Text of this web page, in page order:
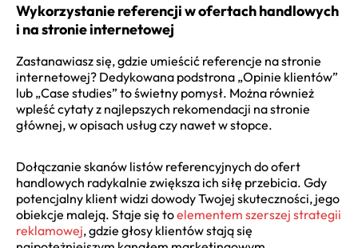
Wykorzystanie referencji w ofertach handlowych
i na stronie internetowej
Zastanawiasz się, gdzie umieścić referencje na stronie
internetowej? Dedykowana podstrona „Opinie klientów”
lub „Case studies” to świetny pomysł. Można również
wpleść cytaty z najlepszych rekomendacji na stronie
głównej, w opisach usług czy nawet w stopce.
Dołączanie skanów listów referencyjnych do ofert
handlowych radykalnie zwiększa ich siłę przebicia. Gdy
potencjalny klient widzi dowody Twojej skuteczności, jego
obiekcje maleją. Staje się toelementem szerszej strategii
reklamowej, gdzie głosy klientów stają się